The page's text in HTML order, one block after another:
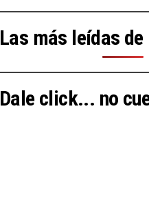
Las más leídas
Dale click... no